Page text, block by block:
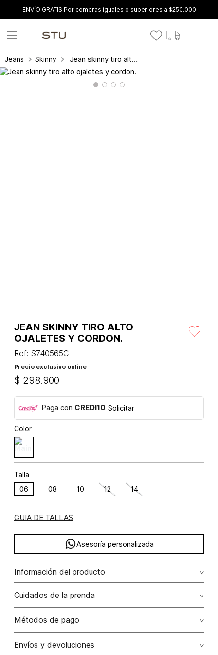
ENVÍO GRATIS Por compras iguales o superiores a $250.000
Jeans Skinny Jean skinny tiro alto ojaletes y cordon.
JEAN SKINNY TIRO ALTO
OJALETES Y CORDON.
Ref: S740565C
Precio exclusivo online
$ 298.900
Paga con CREDI10 Solicitar
Color
Talla
06 08 10 12 14
GUIA DE TALLAS
Asesoría personalizada
Información del producto
C27-complementarias sf semana 27 2025 algodón
98.9200000000 elastano 1.0800000000 98.92%
algodón/cotton1.08% elastano/elastane
Cuidados de la prenda
No remojar. no retorcer / ni exprimir. el acabado rústico de
No usar lejia
Métodos de pago
Tarjetas de crédito: Visa, Dinners, Master Card y American
Envíos y devoluciones